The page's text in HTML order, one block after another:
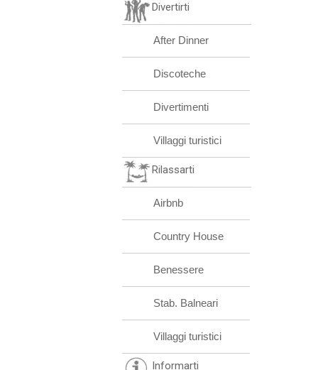
Divertirti
After Dinner
Discoteche
Divertimenti
Villaggi turistici
Rilassarti
Airbnb
Country House
Benessere
Stab. Balneari
Villaggi turistici
Informarti